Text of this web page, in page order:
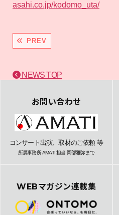
asahi.co.jp/kodomo_uta/
PREV
NEWS TOP
お問い合わせ
コンサート出演、取材のご依頼 等
所属事務所 AMATI 担当 岡部雅弥まで
WEBマガジン連載集